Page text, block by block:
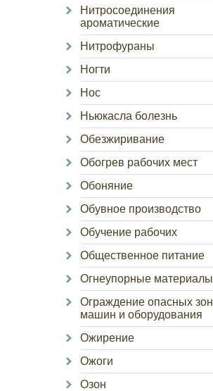
Нитросоединения
ароматические
Нитрофураны
Ногти
Нос
Ньюкасла болезнь
Обезжиривание
Обогрев рабочих мест
Обоняние
Обувное производство
Обучение рабочих
Общественное питание
Огнеупорные материалы
Ограждение опасных зон
машин и оборудования
Ожирение
Ожоги
Озон